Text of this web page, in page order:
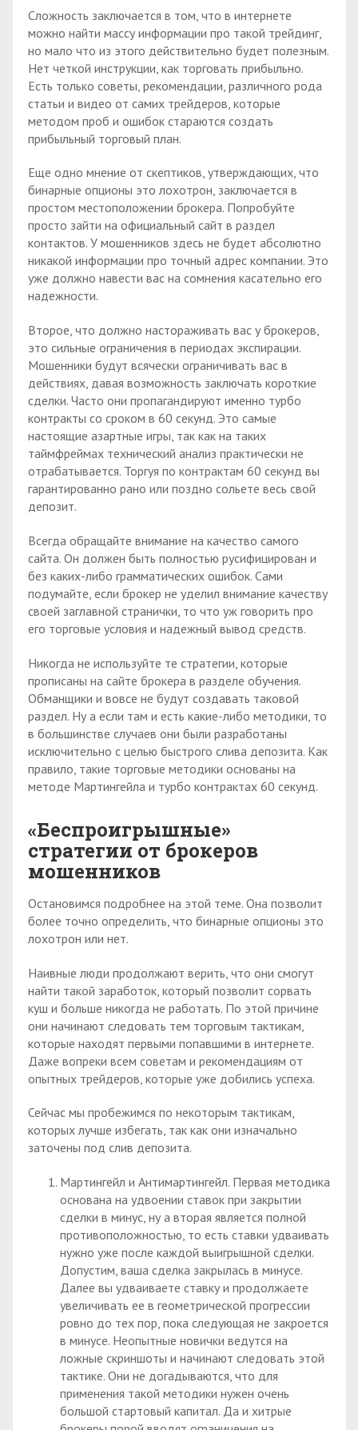
Сложность заключается в том, что в интернете
можно найти массу информации про такой трейдинг,
но мало что из этого действительно будет полезным.
Нет четкой инструкции, как торговать прибыльно.
Есть только советы, рекомендации, различного рода
статьи и видео от самих трейдеров, которые
методом проб и ошибок стараются создать
прибыльный торговый план.
Еще одно мнение от скептиков, утверждающих, что
бинарные опционы это лохотрон, заключается в
простом местоположении брокера. Попробуйте
просто зайти на официальный сайт в раздел
контактов. У мошенников здесь не будет абсолютно
никакой информации про точный адрес компании. Это
уже должно навести вас на сомнения касательно его
надежности.
Второе, что должно настораживать вас у брокеров,
это сильные ограничения в периодах экспирации.
Мошенники будут всячески ограничивать вас в
действиях, давая возможность заключать короткие
сделки. Часто они пропагандируют именно турбо
контракты со сроком в 60 секунд. Это самые
настоящие азартные игры, так как на таких
таймфреймах технический анализ практически не
отрабатывается. Торгуя по контрактам 60 секунд вы
гарантированно рано или поздно сольете весь свой
депозит.
Всегда обращайте внимание на качество самого
сайта. Он должен быть полностью русифицирован и
без каких-либо грамматических ошибок. Сами
подумайте, если брокер не уделил внимание качеству
своей заглавной странички, то что уж говорить про
его торговые условия и надежный вывод средств.
Никогда не используйте те стратегии, которые
прописаны на сайте брокера в разделе обучения.
Обманщики и вовсе не будут создавать таковой
раздел. Ну а если там и есть какие-либо методики, то
в большинстве случаев они были разработаны
исключительно с целью быстрого слива депозита. Как
правило, такие торговые методики основаны на
методе Мартингейла и турбо контрактах 60 секунд.
«Беспроигрышные»
стратегии от брокеров
мошенников
Остановимся подробнее на этой теме. Она позволит
более точно определить, что бинарные опционы это
лохотрон или нет.
Наивные люди продолжают верить, что они смогут
найти такой заработок, который позволит сорвать
куш и больше никогда не работать. По этой причине
они начинают следовать тем торговым тактикам,
которые находят первыми попавшими в интернете.
Даже вопреки всем советам и рекомендациям от
опытных трейдеров, которые уже добились успеха.
Сейчас мы пробежимся по некоторым тактикам,
которых лучше избегать, так как они изначально
заточены под слив депозита.
Мартингейл и Антимартингейл. Первая методика
основана на удвоении ставок при закрытии
сделки в минус, ну а вторая является полной
противоположностью, то есть ставки удваивать
нужно уже после каждой выигрышной сделки.
Допустим, ваша сделка закрылась в минусе.
Далее вы удваиваете ставку и продолжаете
увеличивать ее в геометрической прогрессии
ровно до тех пор, пока следующая не закроется
в минусе. Неопытные новички ведутся на
ложные скриншоты и начинают следовать этой
тактике. Они не догадываются, что для
применения такой методики нужен очень
большой стартовый капитал. Да и хитрые